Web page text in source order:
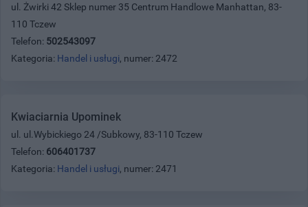
ul. Żwirki 42 Sklep numer 35 Centrum Handlowe Manhattan, 83-
110 Tczew
Telefon: 502543097
Kategoria: Handel i usługi, numer: 2472
Kwiaciarnia Upominek
ul. ul.Wybickiego 24 /Subkowy, 83-110 Tczew
Telefon: 606401737
Kategoria: Handel i usługi, numer: 2471